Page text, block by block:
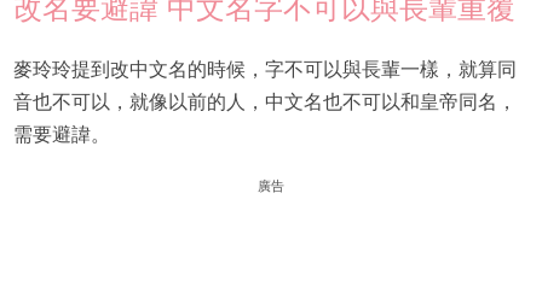
改名要避諱 中文名字不可以與長輩重覆
麥玲玲提到改中文名的時候，字不可以與長輩一樣，就算同
音也不可以，就像以前的人，中文名也不可以和皇帝同名，
需要避諱。
廣告